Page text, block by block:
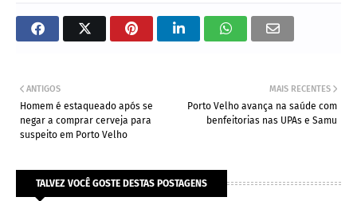
MAIS RECENTES
Porto Velho avança na saúde com
benfeitorias nas UPAs e Samu
ANTIGOS
Homem é estaqueado após se
negar a comprar cerveja para
suspeito em Porto Velho
TALVEZ VOCÊ GOSTE DESTAS POSTAGENS